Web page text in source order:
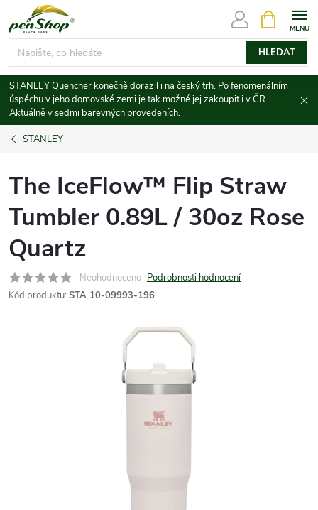
na
obsah
HLEDAT
NÁKUPNÍ
KOŠÍK
STANLEY Quencher konečně dorazil i na český trh. Po fenomenálním
úspěchu v jeho domovské zemi je tak možné jej zakoupit i v ČR.
Aktuálně v sedmi barevných provedeních.
STANLEY
The IceFlow™ Flip Straw
Tumbler 0.89L / 30oz Rose
Quartz
Neohodnoceno Podrobnosti hodnocení
Kód produktu: STA 10-09993-196